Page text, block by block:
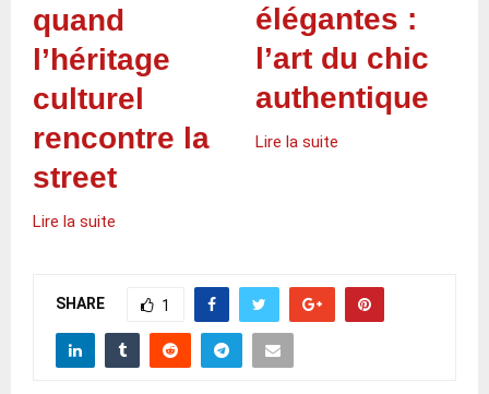
quand
l’héritage
culturel
rencontre la
street
Lire la suite
élégantes :
l’art du chic
authentique
Lire la suite
SHARE 1